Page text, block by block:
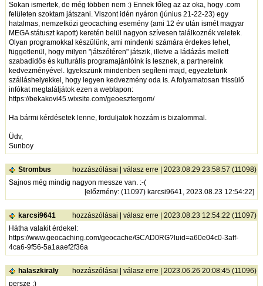
Sokan ismertek, de még többen nem :) Ennek főleg az az oka, hogy .com
felületen szoktam játszani. Viszont idén nyáron (június 21-22-23) egy
hatalmas, nemzetközi geocaching esemény (ami 12 év után ismét magyar
MEGA státuszt kapott) keretén belül nagyon szívesen találkoznék veletek.
Olyan programokkal készülünk, ami mindenki számára érdekes lehet,
függetlenül, hogy milyen "játszótéren" játszik, illetve a ládázás mellett
szabadidős és kulturális programajánlóink is lesznek, a partnereink
kedvezményével. Igyekszünk mindenben segíteni majd, egyeztetünk
szálláshelyekkel, hogy legyen kedvezmény oda is. A folyamatosan frissülő
infókat megtaláljátok ezen a weblapon:
https://bekakovi45.wixsite.com/geoesztergom/
Ha bármi kérdésetek lenne, forduljatok hozzám is bizalommal.
Üdv,
Sunboy
Strombus hozzászólásai |válasz erre | 2023.08.29 23:58:57 (11098)
Sajnos még mindig nagyon messze van. :-(
[előzmény: (11097) karcsi9641, 2023.08.23 12:54:22]
karcsi9641 hozzászólásai |válasz erre | 2023.08.23 12:54:22 (11097)
Hátha valakit érdekel:
https://www.geocaching.com/geocache/GCAD0RG?luid=a60e04c0-3aff-
4ca6-9f56-5a1aaef2f36a
halaszkiraly hozzászólásai |válasz erre | 2023.06.26 20:08:45 (11096)
persze :)